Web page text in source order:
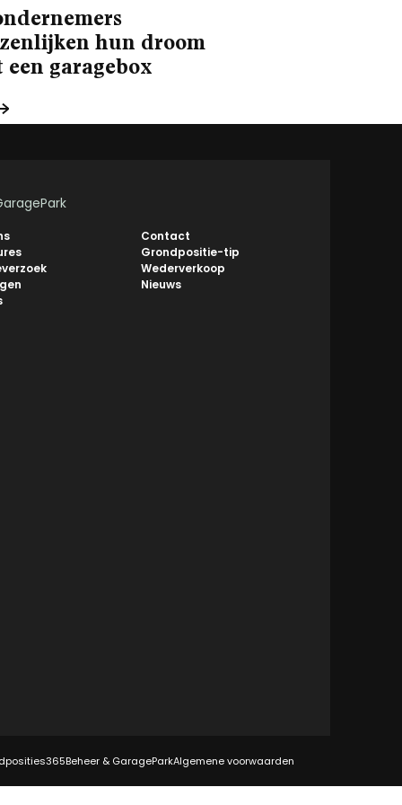
hun droom
garagebox
Contact
Grondpositie-tip
Wederverkoop
Nieuws
365Beheer & GarageParkAlgemene voorwaarden